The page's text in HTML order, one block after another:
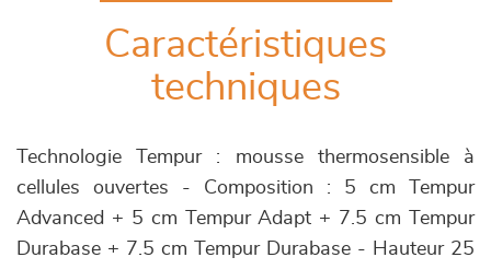
Caractéristiques
techniques
Technologie Tempur : mousse thermosensible à
cellules ouvertes - Composition : 5 cm Tempur
Advanced + 5 cm Tempur Adapt + 7.5 cm Tempur
Durabase + 7.5 cm Tempur Durabase - Hauteur 25